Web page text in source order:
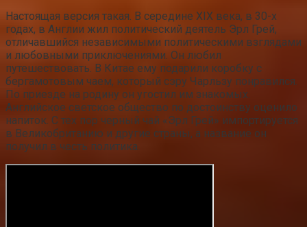
Настоящая версия такая. В середине XIX века, в 30-х
годах, в Англии жил политический деятель Эрл Грей,
отличавшийся независимыми политическими взглядами
и любовными приключениями. Он любил
путешествовать. В Китае ему подарили коробку с
бергамотовым чаем, который сэру Чарльзу понравился.
По приезде на родину он угостил им знакомых.
Английское светское общество по достоинству оценило
напиток. С тех пор черный чай «Эрл Грей» импортируется
в Великобританию и другие страны, а название он
получил в честь политика.